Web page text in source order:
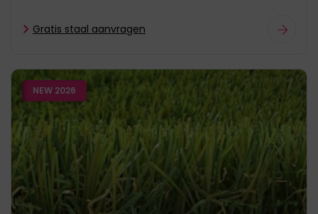
Gratis staal aanvragen
NEW 2026